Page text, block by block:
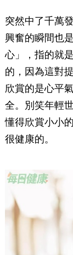
突然中了千萬
興奮的瞬間也
心」，指的就
的，因為這對
欣賞的是心平
全。別笑年輕
懂得欣賞小小
很健康的。